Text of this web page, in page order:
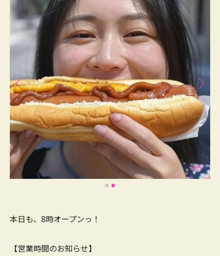
本日も、8時オープンっ！
【営業時間のお知らせ】